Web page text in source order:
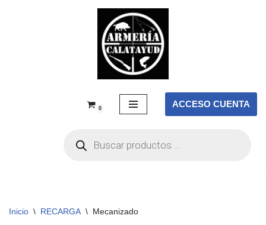
0 ACCESO CUENTA
Inicio \ RECARGA \ Mecanizado